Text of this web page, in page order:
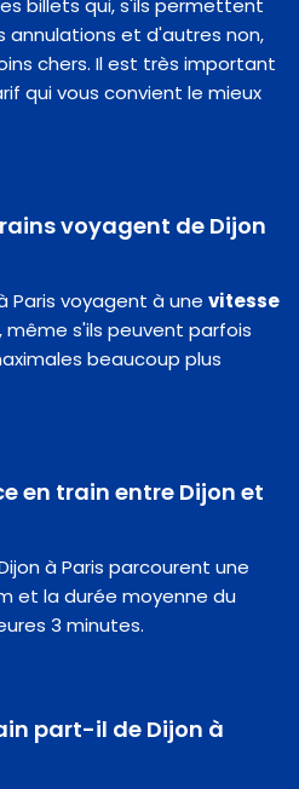
et d'autres non,
chers. Il est très important
qui vous convient le mieux
voyagent de Dijon
Paris voyagent à une vitesse
, même s'ils peuvent parfois
beaucoup plus
en train entre Dijon et
à Paris parcourent une
et la durée moyenne du
3 minutes.
part-il de Dijon à